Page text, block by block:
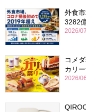
外食
3282
2026/
コメ
カリ
2026/